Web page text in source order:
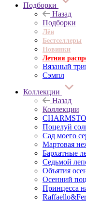
Подборки
Назад
Подборки
Лён
Бестселлеры
Новинки
Летняя
Вязаный
Сэмпл
Коллекции
Назад
Коллекции
Поцелуй
Сад моего
Мартовая
Бархатные
Седьмой
Объятия
Осенний
Принцесса